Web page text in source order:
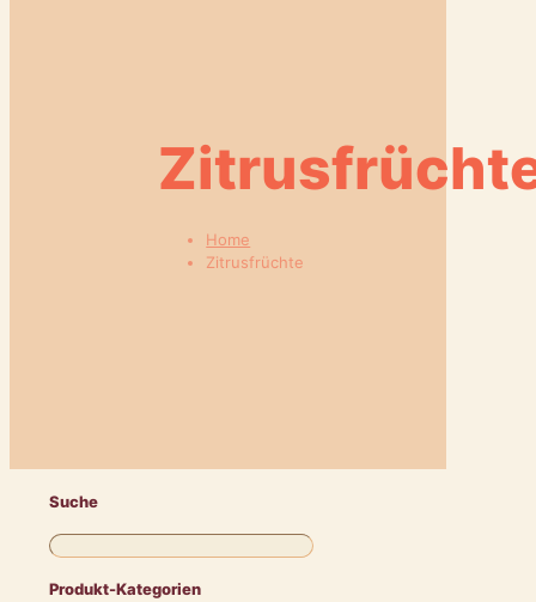
Home
Zitrusfrüchte
Suche
Produkt-Kategorien